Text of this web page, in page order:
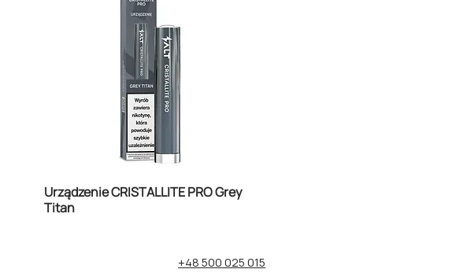
Urządzenie CRISTALLITE PRO Grey
Titan
+48 500 025 015